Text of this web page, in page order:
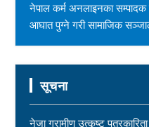
नेपाल कर्म अनलाइनका
आघात पुग्ने गरी सामाजिक
महासंघ बैतडी शाखाका अध्यक्ष
खबरले नेपाल पत्रकार महासंघ
New
सूचना
नेजा ग्रामीण उत्कृष्ट